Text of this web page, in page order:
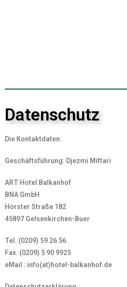
Datenschutz
Die Kontaktdaten:
Geschäftsführung: Djezmi Miftari
ART Hotel Balkanhof
BNA GmbH
Horster Straße 182
45897 Gelsenkirchen-Buer
Tel. (0209) 59 26 56
Fax. (0209) 5 90 9925
eMail : info(at)hotel-balkanhof.de